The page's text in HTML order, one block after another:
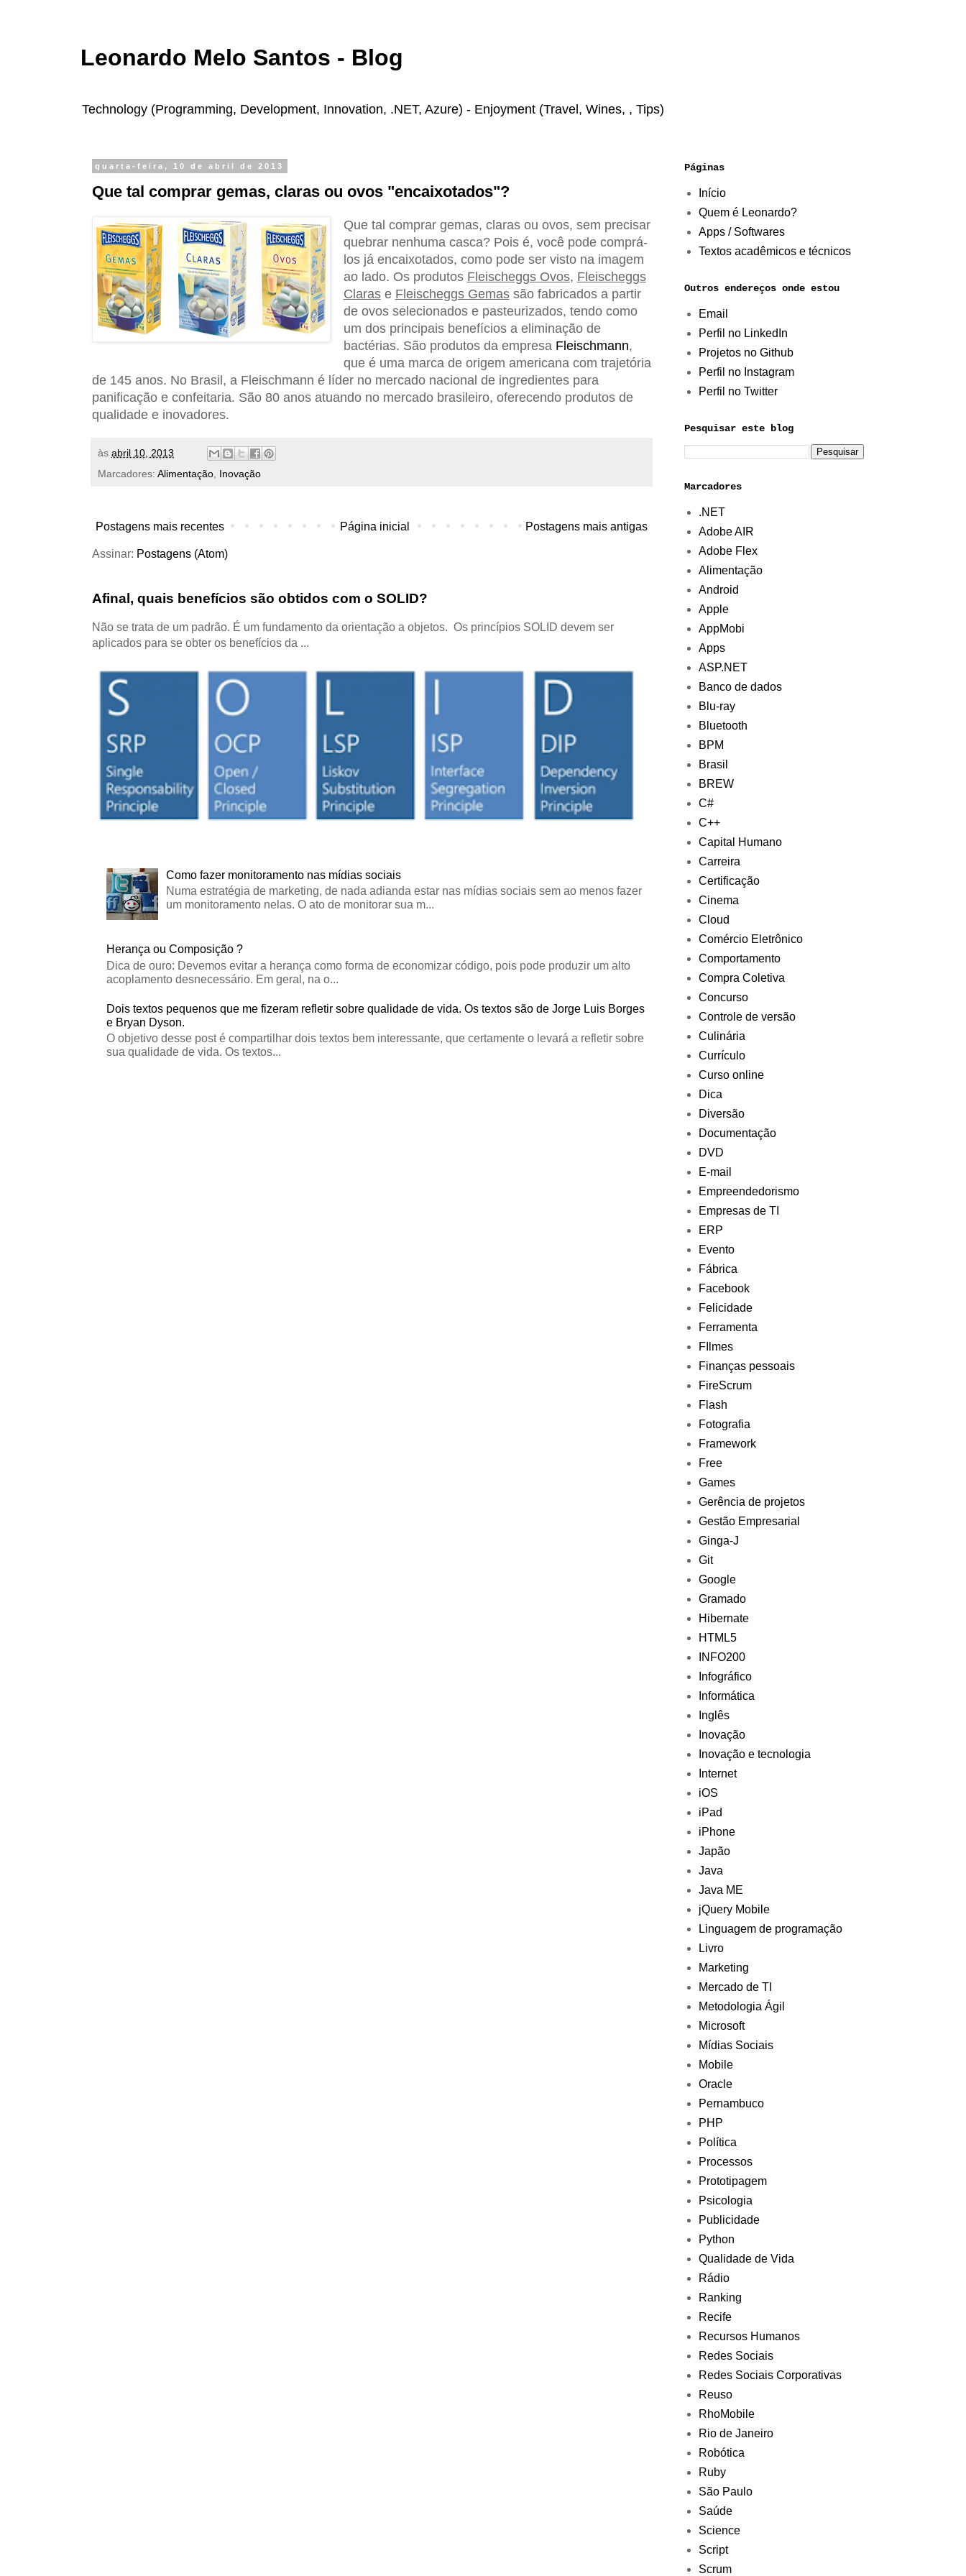
Leonardo Melo Santos - Blog
Technology (Programming, Development, Innovation, .NET, Azure) - Enjoyment (Travel, Wines, , Tips)
quarta-feira, 10 de abril de 2013
Que tal comprar gemas, claras ou ovos "encaixotados"?
Que tal comprar gemas, claras ou ovos, sem precisar
quebrar nenhuma casca? Pois é, você pode comprá-
los já encaixotados, como pode ser visto na imagem
ao lado. Os produtos Fleischeggs Ovos, Fleischeggs
Clarase Fleischeggs Gemassão fabricados a partir
de ovos selecionados e pasteurizados, tendo como
um dos principais benefícios a eliminação de
bactérias. São produtos da empresa Fleischmann,
que é uma marca de origem americana com trajetória
de 145 anos. No Brasil, a Fleischmann é líder no mercado nacional de ingredientes para
panificação e confeitaria. São 80 anos atuando no mercado brasileiro, oferecendo produtos de
qualidade e inovadores.
às abril 10, 2013
Marcadores: Alimentação, Inovação
Postagens mais recentes Postagens mais antigas
Página inicial
Assinar: Postagens (Atom)
Afinal, quais benefícios são obtidos com o SOLID?
Não se trata de um padrão. É um fundamento da orientação a objetos. Os princípios SOLID devem ser
aplicados para se obter os benefícios da ...
Como fazer monitoramento nas mídias sociais
Numa estratégia de marketing, de nada adianda estar nas mídias sociais sem ao menos fazer
um monitoramento nelas. O ato de monitorar sua m...
Herança ou Composição ?
Dica de ouro: Devemos evitar a herança como forma de economizar código, pois pode produzir um alto
acoplamento desnecessário. Em geral, na o...
Dois textos pequenos que me fizeram refletir sobre qualidade de vida. Os textos são de Jorge Luis Borges
e Bryan Dyson.
O objetivo desse post é compartilhar dois textos bem interessante, que certamente o levará a refletir sobre
sua qualidade de vida. Os textos...
Páginas
Início
Quem é Leonardo?
Apps / Softwares
Textos acadêmicos e técnicos
Outros endereços onde estou
Email
Perfil no LinkedIn
Projetos no Github
Perfil no Instagram
Perfil no Twitter
Pesquisar este blog
Marcadores
.NET
Adobe AIR
Adobe Flex
Alimentação
Android
Apple
AppMobi
Apps
ASP.NET
Banco de dados
Blu-ray
Bluetooth
BPM
Brasil
BREW
C#
C++
Capital Humano
Carreira
Certificação
Cinema
Cloud
Comércio Eletrônico
Comportamento
Compra Coletiva
Concurso
Controle de versão
Culinária
Currículo
Curso online
Dica
Diversão
Documentação
DVD
E-mail
Empreendedorismo
Empresas de TI
ERP
Evento
Fábrica
Facebook
Felicidade
Ferramenta
FIlmes
Finanças pessoais
FireScrum
Flash
Fotografia
Framework
Free
Games
Gerência de projetos
Gestão Empresarial
Ginga-J
Git
Google
Gramado
Hibernate
HTML5
INFO200
Infográfico
Informática
Inglês
Inovação
Inovação e tecnologia
Internet
iOS
iPad
iPhone
Japão
Java
Java ME
jQuery Mobile
Linguagem de programação
Livro
Marketing
Mercado de TI
Metodologia Ágil
Microsoft
Mídias Sociais
Mobile
Oracle
Pernambuco
PHP
Política
Processos
Prototipagem
Psicologia
Publicidade
Python
Qualidade de Vida
Rádio
Ranking
Recife
Recursos Humanos
Redes Sociais
Redes Sociais Corporativas
Reuso
RhoMobile
Rio de Janeiro
Robótica
Ruby
São Paulo
Saúde
Science
Script
Scrum